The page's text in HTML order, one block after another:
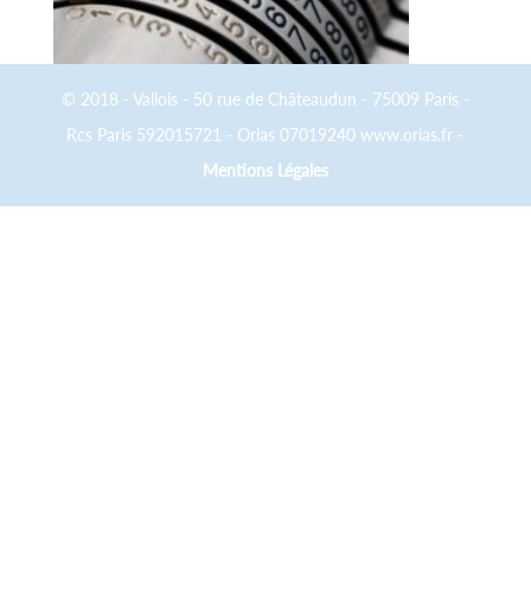
© 2018 - Vallois - 50 rue de Châteaudun - 75009 Paris -
Rcs Paris 592015721 - Orias 07019240 www.orias.fr -
Mentions Légales